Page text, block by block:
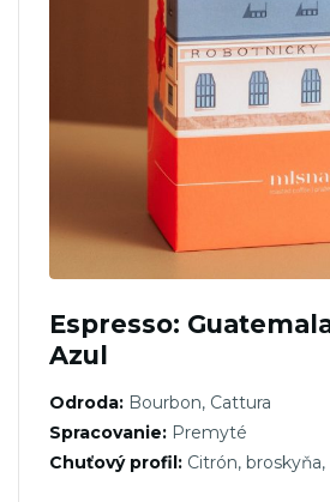
Espresso:
Azul
Odroda: Bourbon, Cattura
Spracovanie: Premyté
Chuťový profil: Citrón,